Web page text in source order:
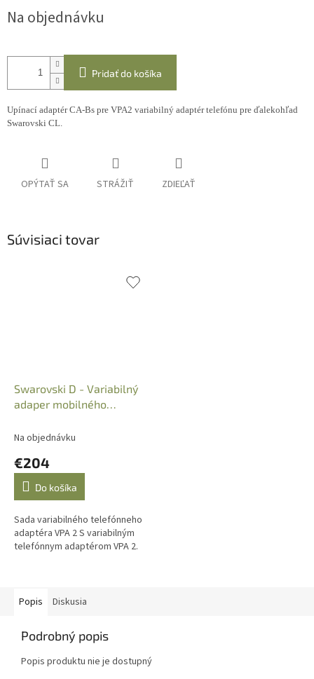
cena:
Na objednávku
Pridať do košíka
Upínací adaptér CA-Bs pre VPA2 variabilný adaptér telefónu pre ďalekohľad
Swarovski CL.
OPÝTAŤ SA STRÁŽIŤ ZDIEĽAŤ
Súvisiaci tovar
Swarovski D - Variabilný
adaper mobilného
Na objednávku
€204
Do košíka
Sada variabilného telefónneho
adaptéra VPA 2 S variabilným
telefónnym adaptérom VPA 2.
Popis Diskusia
Podrobný popis
Popis produktu nie je dostupný